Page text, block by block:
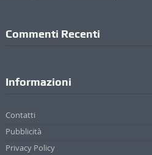
Commenti Recenti
Informazioni
Contatti
Pubblicità
Privacy Policy